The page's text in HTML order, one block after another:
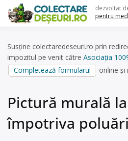
content
dezvoltat
pentru
Susține colectaredeseuri.ro prin
impozitul pe venit către Asociația
Completează formularul
online și
Pictură murală
împotriva